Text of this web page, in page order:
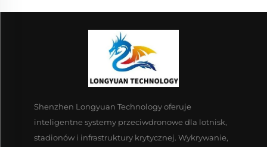
częstotliwości...
Shenzhen Longyuan Technology oferuje
inteligentne systemy przeciwdronowe dla lotnisk,
stadionów i infrastruktury krytycznej. Wykrywanie,